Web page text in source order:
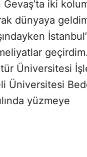
Gevaş’ta iki
dünyaya
geçirdim.
Üniversitesi
Üniversitesi
yüzmeye